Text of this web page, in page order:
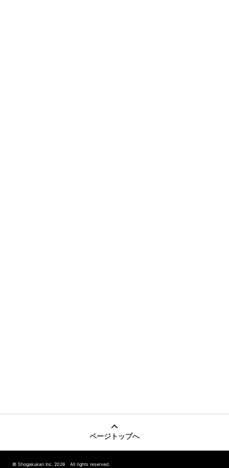
ページトップへ
© Shogakukan Inc. 2026 All rights reserved.